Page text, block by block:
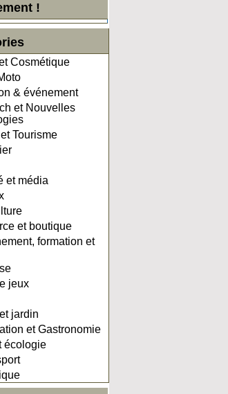
!
Cosmétique
& événement
et Nouvelles
Tourisme
et média
et boutique
formation et
jeux
jardin
et Gastronomie
écologie